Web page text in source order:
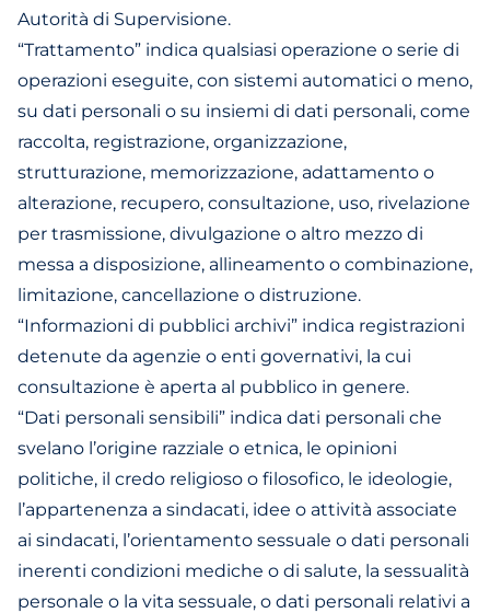
Autorità di Supervisione.
“Trattamento” indica qualsiasi operazione o serie di
operazioni eseguite, con sistemi automatici o meno,
su dati personali o su insiemi di dati personali, come
raccolta, registrazione, organizzazione,
strutturazione, memorizzazione, adattamento o
alterazione, recupero, consultazione, uso, rivelazione
per trasmissione, divulgazione o altro mezzo di
messa a disposizione, allineamento o combinazione,
limitazione, cancellazione o distruzione.
“Informazioni di pubblici archivi” indica registrazioni
detenute da agenzie o enti governativi, la cui
consultazione è aperta al pubblico in genere.
“Dati personali sensibili” indica dati personali che
svelano l’origine razziale o etnica, le opinioni
politiche, il credo religioso o filosofico, le ideologie,
l’appartenenza a sindacati, idee o attività associate
ai sindacati, l’orientamento sessuale o dati personali
inerenti condizioni mediche o di salute, la sessualità
personale o la vita sessuale, o dati personali relativi a